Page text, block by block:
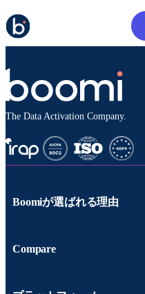
The Data Activation Company.
Boomiが選ばれる理由
Compare